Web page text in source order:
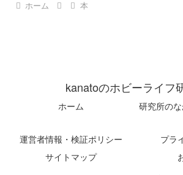
ホーム 本
kanatoのホビーライフ
ホーム
研究所の
運営者情報・検証ポリシー
プラ
サイトマップ